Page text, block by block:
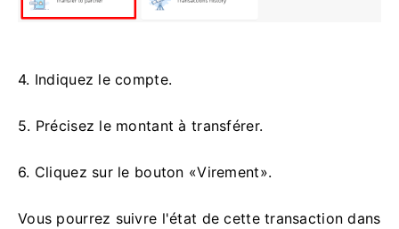
4. Indiquez le compte.
5. Précisez le montant à transférer.
6. Cliquez sur le bouton «Virement».
Vous pourrez suivre l'état de cette transaction dans